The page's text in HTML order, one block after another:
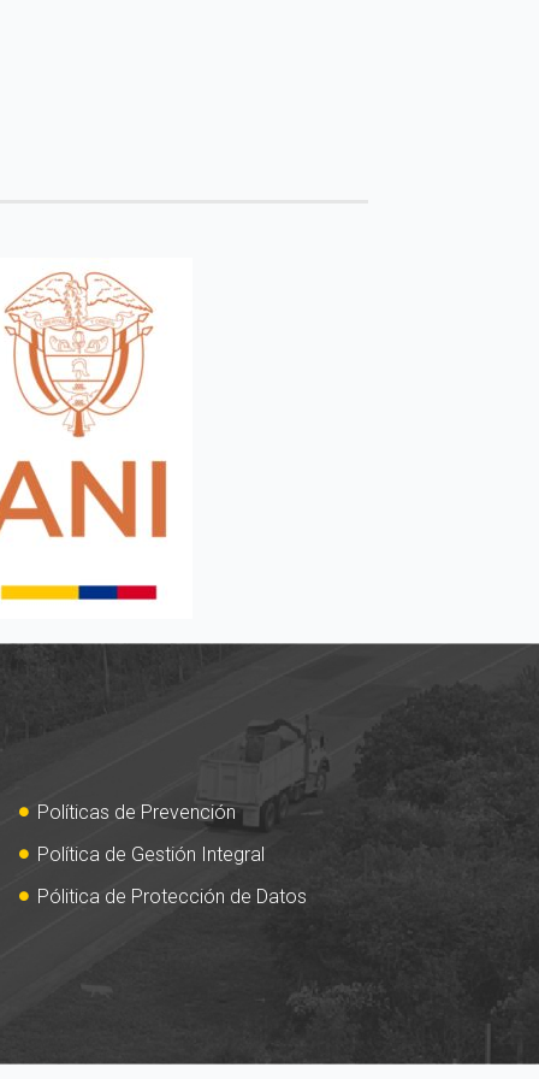
Políticas de Prevención
Política de Gestión Integral
Pólitica de Protección de Datos